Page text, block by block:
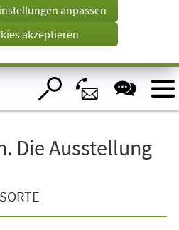
anpassen
akzeptieren
Die Ausstellung